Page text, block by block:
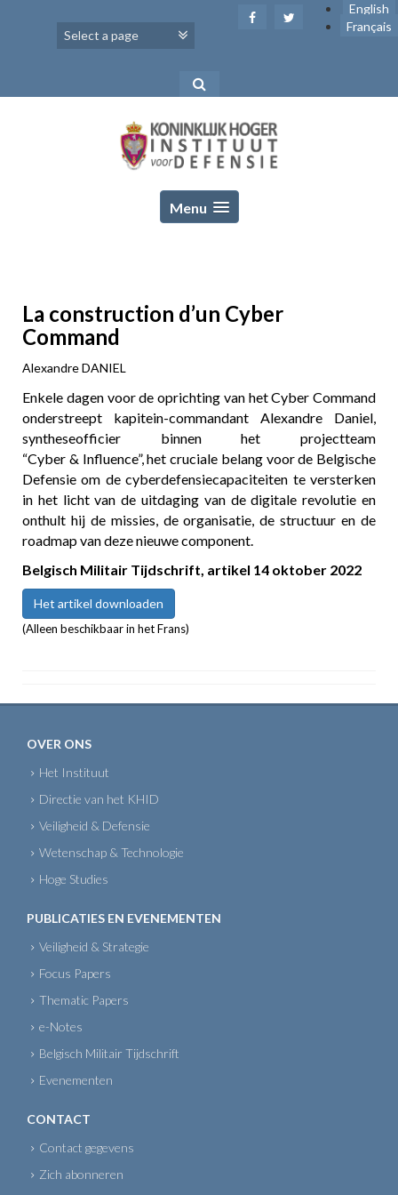
English
Français
Menu
La construction d’un Cyber
Command
Alexandre DANIEL
Enkele dagen voor de oprichting van het Cyber Command
onderstreept kapitein-commandant Alexandre Daniel,
syntheseofficier binnen het projectteam
“Cyber & Influence”, het cruciale belang voor de Belgische
Defensie om de cyberdefensiecapaciteiten te versterken
in het licht van de uitdaging van de digitale revolutie en
onthult hij de missies, de organisatie, de structuur en de
roadmap van deze nieuwe component.
Belgisch Militair Tijdschrift, artikel 14 oktober 2022
Het artikel downloaden
(Alleen beschikbaar in het Frans)
OVER ONS
Het Instituut
Directie van het KHID
Veiligheid & Defensie
Wetenschap & Technologie
Hoge Studies
PUBLICATIES EN EVENEMENTEN
Veiligheid & Strategie
Focus Papers
Thematic Papers
e-Notes
Belgisch Militair Tijdschrift
Evenementen
CONTACT
Contact gegevens
Zich abonneren